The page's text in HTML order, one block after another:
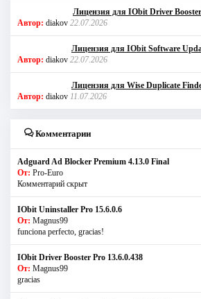
Лицензия для IObit Driver
Автор: diakov 22.07.2026
Лицензия для IObit Software
Автор: diakov 22.07.2026
Лицензия для Wise Duplicate
Автор: diakov 11.07.2026
Комментарии
Adguard Ad Blocker Premium 4.13.0 Final
От: Pro-Euro
Комментарий скрыт
IObit Uninstaller Pro 15.6.0.6
От: Magnus99
funciona perfecto, gracias!
IObit Driver Booster Pro 13.6.0.438
От: Magnus99
gracias